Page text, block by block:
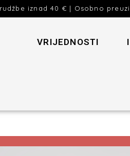
iznad 40 € | Osobno
VRIJEDNOSTI